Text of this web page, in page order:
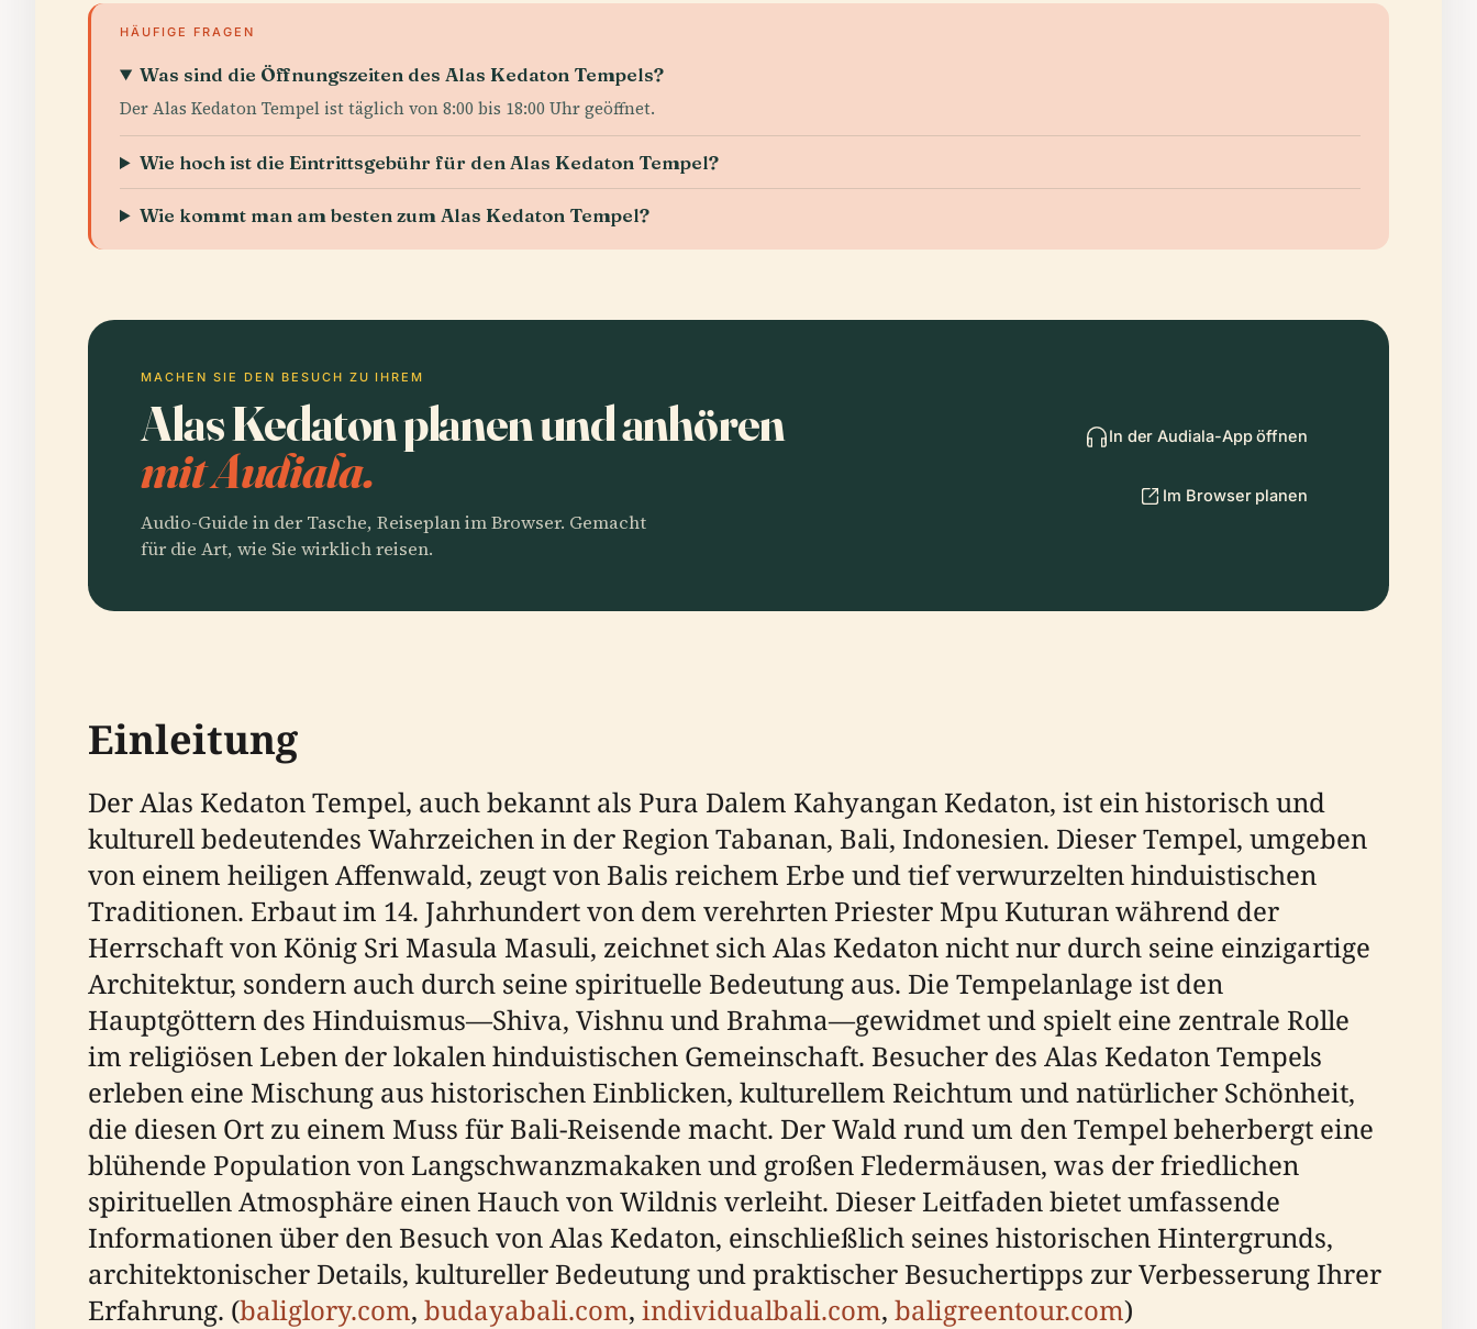
HÄUFIGE FRAGEN
Was sind die Öffnungszeiten des Alas Kedaton Tempels?
Der Alas Kedaton Tempel ist täglich von 8:00 bis 18:00 Uhr geöffnet.
Wie hoch ist die Eintrittsgebühr für den Alas Kedaton Tempel?
Wie kommt man am besten zum Alas Kedaton Tempel?
MACHEN SIE DEN BESUCH ZU IHREM
Alas Kedaton planen und anhören
mit Audiala.
Audio-Guide in der Tasche, Reiseplan im Browser. Gemacht
für die Art, wie Sie wirklich reisen.
In der Audiala-App öffnen
Im Browser planen
Einleitung
Der Alas Kedaton Tempel, auch bekannt als Pura Dalem Kahyangan Kedaton, ist ein historisch und
kulturell bedeutendes Wahrzeichen in der Region Tabanan, Bali, Indonesien. Dieser Tempel, umgeben
von einem heiligen Affenwald, zeugt von Balis reichem Erbe und tief verwurzelten hinduistischen
Traditionen. Erbaut im 14. Jahrhundert von dem verehrten Priester Mpu Kuturan während der
Herrschaft von König Sri Masula Masuli, zeichnet sich Alas Kedaton nicht nur durch seine einzigartige
Architektur, sondern auch durch seine spirituelle Bedeutung aus. Die Tempelanlage ist den
Hauptgöttern des Hinduismus—Shiva, Vishnu und Brahma—gewidmet und spielt eine zentrale Rolle
im religiösen Leben der lokalen hinduistischen Gemeinschaft. Besucher des Alas Kedaton Tempels
erleben eine Mischung aus historischen Einblicken, kulturellem Reichtum und natürlicher Schönheit,
die diesen Ort zu einem Muss für Bali-Reisende macht. Der Wald rund um den Tempel beherbergt eine
blühende Population von Langschwanzmakaken und großen Fledermäusen, was der friedlichen
spirituellen Atmosphäre einen Hauch von Wildnis verleiht. Dieser Leitfaden bietet umfassende
Informationen über den Besuch von Alas Kedaton, einschließlich seines historischen Hintergrunds,
architektonischer Details, kultureller Bedeutung und praktischer Besuchertipps zur Verbesserung Ihrer
Erfahrung. (baliglory.com, budayabali.com, individualbali.com, baligreentour.com)